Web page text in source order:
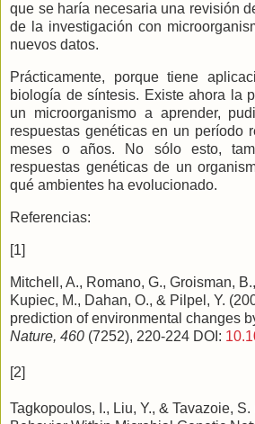
que se haría necesaria una revisión
de la investigación con
nuevos datos.
Prácticamente, porque tiene
biología de síntesis. Existe ahora la
un microorganismo a aprender,
respuestas genéticas en un período
meses o años. No sólo esto,
respuestas genéticas de un
qué ambientes ha evolucionado.
Referencias:
[1]
Mitchell, A., Romano, G., Groisman,
Kupiec, M., Dahan, O., & Pilpel, Y.
prediction of environmental changes
Nature, 460 (7252), 220-224 DOI:
[2]
Tagkopoulos, I., Liu, Y., & Tavazoie,